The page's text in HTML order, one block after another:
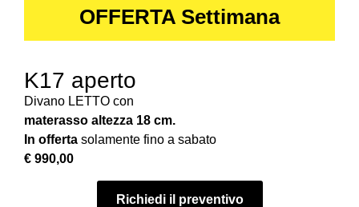
OFFERTA Settimana
K17 aperto
Divano LETTO con
materasso altezza 18 cm.
In offerta solamente fino a sabato
€ 990,00
Richiedi il preventivo